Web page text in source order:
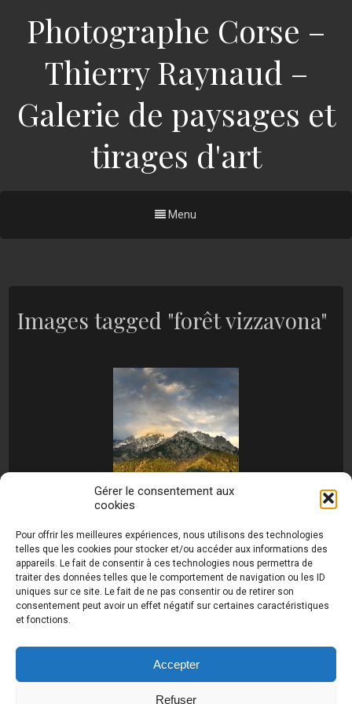
Gérer le consentement aux
cookies
Pour offrir les meilleures expériences, nous utilisons des technologies
telles que les cookies pour stocker et/ou accéder aux informations des
appareils. Le fait de consentir à ces technologies nous permettra de
traiter des données telles que le comportement de navigation ou les ID
uniques sur ce site. Le fait de ne pas consentir ou de retirer son
consentement peut avoir un effet négatif sur certaines caractéristiques
et fonctions.
Accepter
Refuser
Photographe Corse –
Thierry Raynaud –
Galerie de paysages et
tirages d'art
Menu
Images tagged "forêt vizzavona"
raynaud.com ©
Toutes les photos de ce site sont
la propriété de l'auteur et sont protégées par le